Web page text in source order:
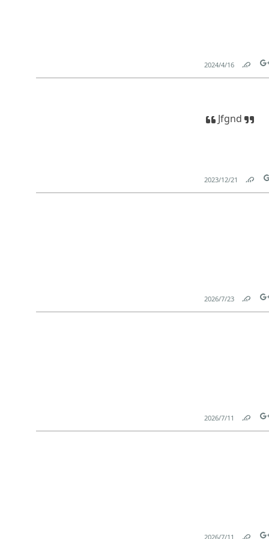
Link
16‏/4‏/2024
Jfgnd
Link
21‏/12‏/2023
Link
23‏/7‏/2026
Link
11‏/7‏/2026
11‏/7‏/2026